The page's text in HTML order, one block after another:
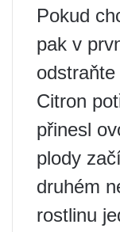
Pokud
pak v
Citron
přinesl
plody
druhém
rostlinu